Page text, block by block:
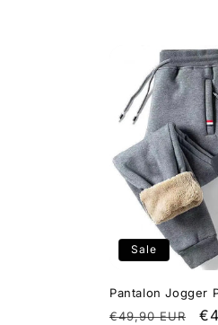
c
t
o
n
Sale
Pantalon Jogger
Regular
€49,90 EUR